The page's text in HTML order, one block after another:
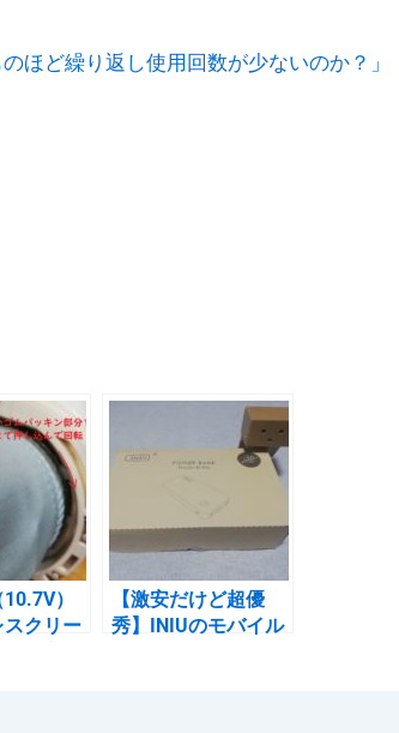
ほど繰り返し使用回数が少ないのか？」
）
クリー
【激安だけど超優
秀】INIUのモバイル